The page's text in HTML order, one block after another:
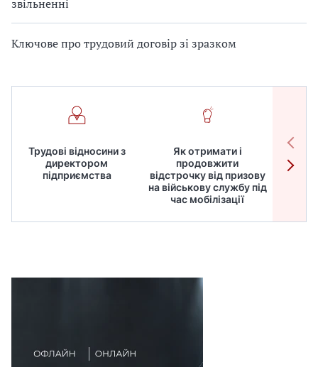
звільненні
Ключове про трудовий договір зі зразком
Трудові відносини з
директором
підприємства
Як отримати і
продовжити
відстрочку від призову
на військову службу під
час мобілізації